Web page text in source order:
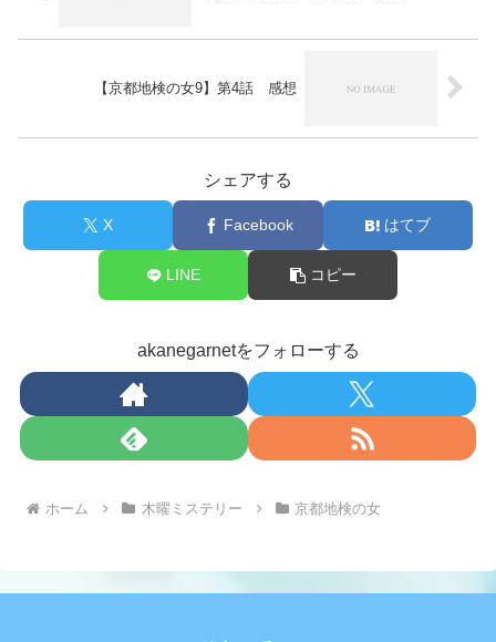
【京都地検の女9】第4話 感想
シェアする
X Facebook はてブ
LINE コピー
akanegarnetをフォローする
ホーム 木曜ミステリー 京都地検の女